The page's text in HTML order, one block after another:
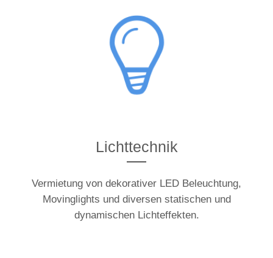
Lichttechnik
Vermietung von dekorativer LED Beleuchtung,
Movinglights und diversen statischen und
dynamischen Lichteffekten.